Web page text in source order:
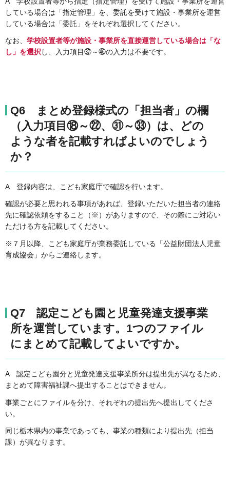
している場合は「指定管理」を、委託を受けて施設・事業所を運営
している場合は「委託」をそれぞれ選択してください。
なお、 学校設置者等が施設・事業所を直接運営している場合は「な
し」を選択し、入力項目㊲～㊻の入力は不要です。
Q6 まとめ登録様式の「担当者」の欄
（入力項目⑱～㉒、㉛～㉝）は、どの
ような者を記載すればよいのでしょう
か？
A 登録内容は、こども家庭庁で確認を行います。
確認が必要と思われる事項があれば、登録いただいた担当者の連絡
先に確認依頼をすること（※）がありますので、その際にご対応い
ただける方を記載してください。
※７月以降、こども家庭庁が業務委託している「公益財団法人児童
育成協会」からご連絡します。
Q7 認定こども園と児童発達支援事業
所を運営しています。 1つのファイル
にまとめて記載してよいですか。
A 認定こども園分と児童発達支援事業所分は提出先が異なるため、
まとめて障害福祉課へ提出することはできません。
事業ごとにファイルを分け、それぞれの提出先へ提出してくださ
い。
同じ栃木県内の事業であっても、事業の種類により提出先（担当
課）が異なります。